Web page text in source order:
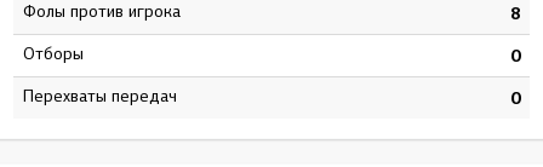
Фолы против игрока 8
Отборы 0
Перехваты передач 0